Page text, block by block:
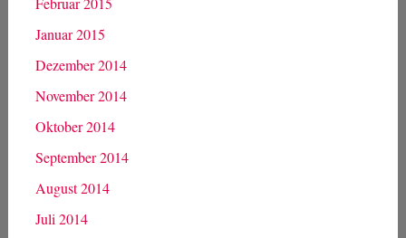
Januar 2015
Dezember 2014
November 2014
Oktober 2014
September 2014
August 2014
Juli 2014